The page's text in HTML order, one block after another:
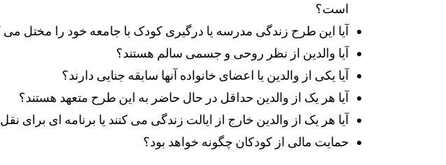
است؟
آیا این طرح زندگی مدرسه یا درگیری کودک با جامعه خود را مختل می
آیا والدین از نظر روحی و جسمی سالم هستند؟
آیا یکی از والدین یا اعضای خانواده آنها سابقه جنایی دارند؟
آیا هر یک از والدین حداقل در حال حاضر به این طرح متعهد هستند؟
آیا هر یک از والدین خارج از ایالت زندگی می کنند یا برنامه ای برای
حمایت مالی از کودکان چگونه خواهد بود؟